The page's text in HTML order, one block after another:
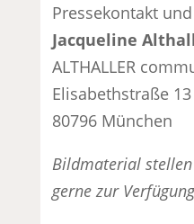
Pressekontakt
Jacqueline
ALTHALLER
Elisabethstraße 13
80796 München
Bildmaterial
gerne zur